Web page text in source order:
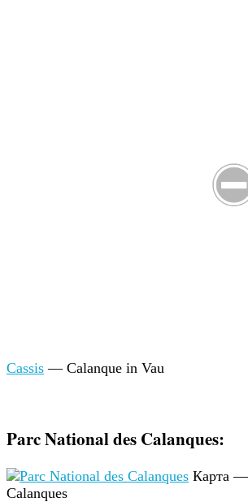
Cassis — Calanque in Vau
Parc National des Calanques:
Карта —
Calanques